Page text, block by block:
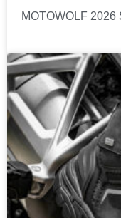
MOTOWOLF 2026